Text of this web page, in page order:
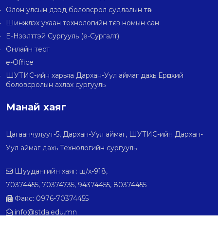
Олон улсын дээд боловсрол судлалын төв
Шинжлэх ухаан технологийн тєв номын сан
E-Нээлттэй Сургууль (e-Сургалт)
Онлайн тест
e-Office
ШУТИС-ийн харьяа Дархан-Уул аймаг дахь Ерөнхий
боловсролын ахлах сургууль
Манай хаяг
Цагаанчулуут-5, Дархан-Уул аймаг, ШУТИС-ийн Дархан-
Уул аймаг дахь Технологийн сургууль
Шуудангийн хаяг: ш/х-918,
70374455, 70374735, 94374455, 80374455
Факс: 0976-70374455
info@stda.edu.mn